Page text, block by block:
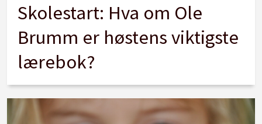
Skolestart: Hva om Ole
Brumm er høstens viktigste
lærebok?